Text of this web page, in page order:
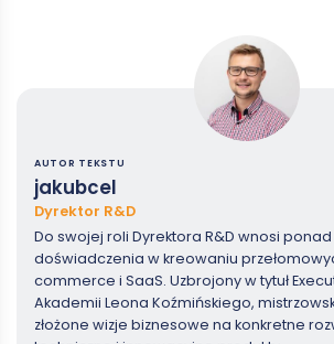
AUTOR TEKSTU
jakubcel
Dyrektor R&D
Do swojej roli Dyrektora R&D wnosi
doświadczenia w kreowaniu
commerce i SaaS. Uzbrojony w tytuł
Akademii Leona Koźmińskiego,
złożone wizje biznesowe na konkretne